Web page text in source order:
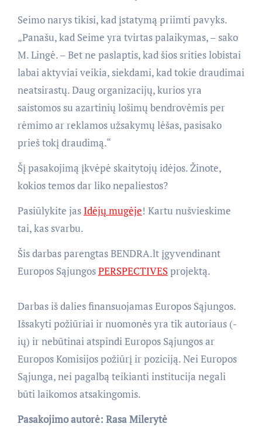
Seimo narys tikisi, kad įstatymą priimti pavyks.
„Panašu, kad Seime yra tvirtas palaikymas, – sako
M. Lingė. – Bet ne paslaptis, kad šios srities lobistai
labai aktyviai veikia, siekdami, kad tokie draudimai
neatsirastų. Daug organizacijų, kurios yra
saistomos su azartinių lošimų bendrovėmis per
rėmimo ar reklamos užsakymų lėšas, pasisako
prieš tokį draudimą.“
Šį pasakojimą įkvėpė skaitytojų idėjos. Žinote,
kokios temos dar liko nepaliestos?
Pasiūlykite jas Idėjų mugėje! Kartu nušvieskime
tai, kas svarbu.
Šis darbas parengtas BENDRA.lt įgyvendinant
Europos SąjungosPERSPECTIVESprojektą.
Darbas iš dalies finansuojamas Europos Sąjungos.
Išsakyti požiūriai ir nuomonės yra tik autoriaus (-
ių) ir nebūtinai atspindi Europos Sąjungos ar
Europos Komisijos požiūrį ir poziciją. Nei Europos
Sąjunga, nei pagalbą teikianti institucija negali
būti laikomos atsakingomis.
Pasakojimo autorė: Rasa Milerytė